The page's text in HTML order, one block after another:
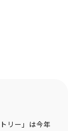
リー」は今年